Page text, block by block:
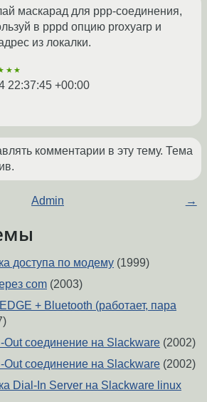
маскарад для ppp-соединения,
в pppd опцию proxyarp и
из локалки.
22:37:45 +00:00
комментарии в эту тему. Тема
Admin →
доступа по модему (1999)
com (2003)
+ Bluetooth (работает, пара
Out соединение на Slackware (2002)
Out соединение на Slackware (2002)
Dial-In Server на Slackware linux